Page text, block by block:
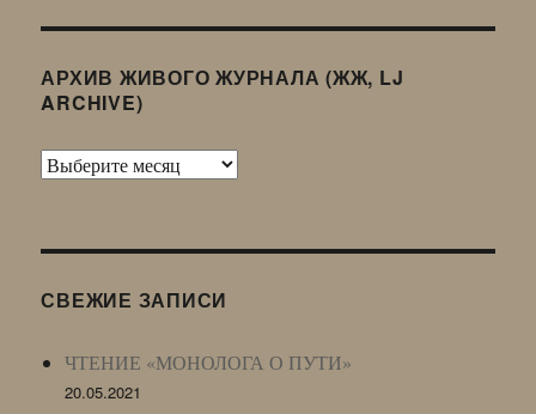
АРХИВ ЖИВОГО ЖУРНАЛА (ЖЖ, LJ
ARCHIVE)
Архив
LJ
СВЕЖИЕ ЗАПИСИ
ЧТЕНИЕ «МОНОЛОГА О ПУТИ»
20.05.2021